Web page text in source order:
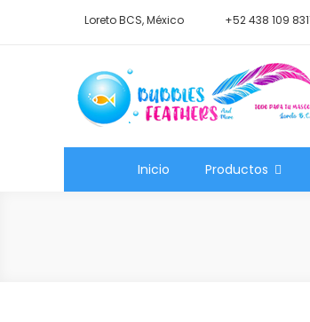
Loreto BCS, México +52 438 109
Shop Bubbles
Inicio
Productos